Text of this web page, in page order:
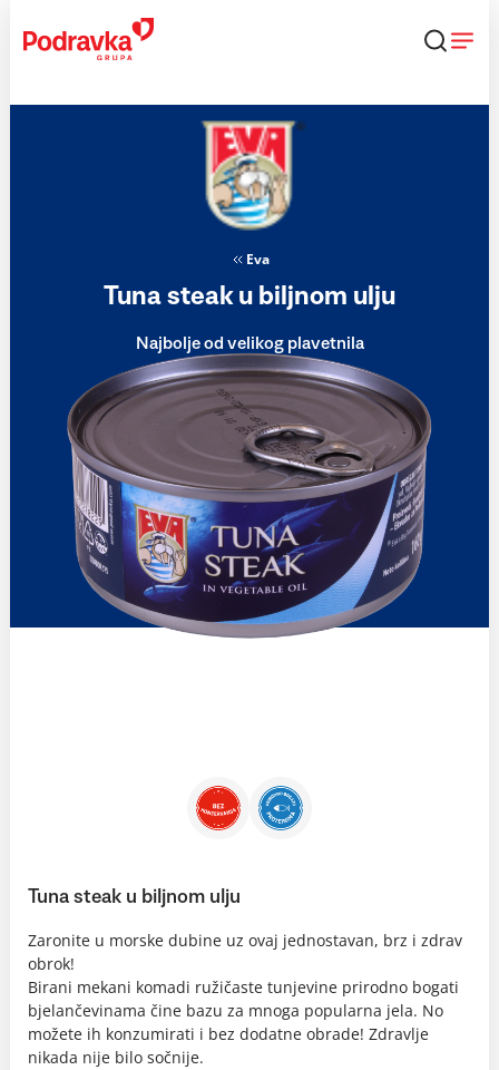
content
Eva
Tuna steak u biljnom ulju
Najbolje od velikog plavetnila
Tuna steak u biljnom ulju
Zaronite u morske dubine uz ovaj jednostavan, brz i zdrav
obrok!
Birani mekani komadi ružičaste tunjevine prirodno bogati
bjelančevinama čine bazu za mnoga popularna jela. No
možete ih konzumirati i bez dodatne obrade! Zdravlje
nikada nije bilo sočnije.